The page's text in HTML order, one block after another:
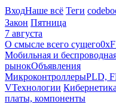
ВходНаше всё Теги
Закон Пятница
7 августа
О смысле всего сущего
Мобильная и
рынокОбъявления
МикроконтроллерыPLD,
VТехнологии
платы, компоненты